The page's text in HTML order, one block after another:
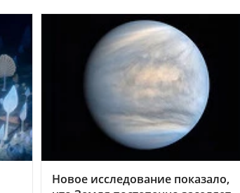
Новое исследование показало,